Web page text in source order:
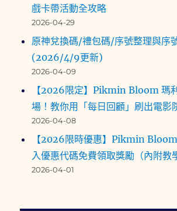
戲卡帶活動全攻略
2026-04-29
原神兌換碼/禮包碼/序號整理與序
(2026/4/9更新)
2026-04-09
【2026限定】Pikmin Bloom 瑪
場！教你用「每日回顧」刷出電影
2026-04-08
【2026限時優惠】Pikmin
入優惠代碼免費領取獎勵（內附教
2026-04-01